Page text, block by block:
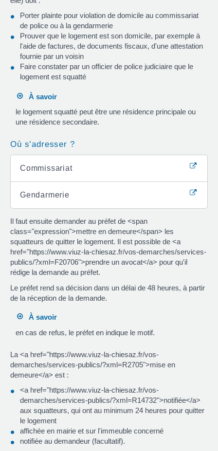
Porter plainte pour violation de domicile au commissariat
de police ou à la gendarmerie
Prouver que le logement est son domicile, par exemple à
l'aide de factures, de documents fiscaux, d'une attestation
fournie par un voisin
Faire constater par un officier de police judiciaire que le
logement est squatté
À savoir
le logement squatté peut être une résidence principale ou
une résidence secondaire.
Où s’adresser ?
Commissariat
Gendarmerie
Il faut ensuite demander au préfet de <span
class="expression">mettre en demeure</span> les
squatteurs de quitter le logement. Il est possible de <a
href="https://www.viuz-la-chiesaz.fr/vos-demarches/services-
publics/?xml=F20706">prendre un avocat</a> pour qu'il
rédige la demande au préfet.
Le préfet rend sa décision dans un délai de 48 heures, à partir
de la réception de la demande.
À savoir
en cas de refus, le préfet en indique le motif.
La <a href="https://www.viuz-la-chiesaz.fr/vos-
demarches/services-publics/?xml=R2705">mise en
demeure</a> est :
<a href="https://www.viuz-la-chiesaz.fr/vos-
demarches/services-publics/?xml=R14732">notifiée</a>
aux squatteurs, qui ont au minimum 24 heures pour quitter
le logement
affichée en mairie et sur l'immeuble concerné
notifiée au demandeur (facultatif).